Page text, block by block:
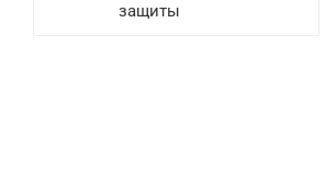
защиты